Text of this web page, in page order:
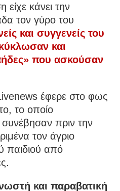
είχε κάνει την
τον γύρο του
και συγγενείς του
και
που ασκούσαν
έφερε στο φως
το οποίο
πριν την
τον άγριο
παιδιού από
και παραβατική